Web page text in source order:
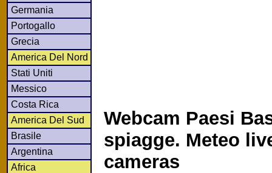
Germania
Portogallo
Grecia
America Del Nord
Stati Uniti
Messico
Costa Rica
America Del Sud
Brasile
Argentina
Africa
Webcam Paesi
spiagge. Meteo
cameras